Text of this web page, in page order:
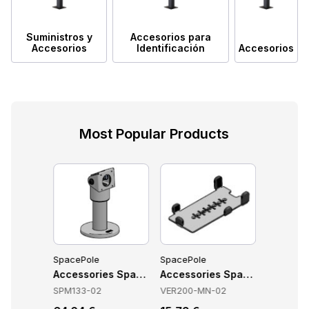
Suministros y
Accesorios
Accesorios para
Identificación
Accesorios
Most Popular Products
SPK511-02
SpacePole
Accessories SpacePole SPM133-02
SPM133-02
SpacePole
Accessories SpacePole
VER200-MN-02